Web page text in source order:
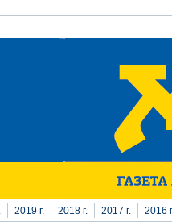
2019 г. 2018 г. 2017 г. 2016 г.